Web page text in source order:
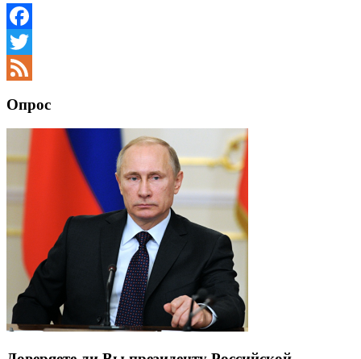
Facebook
Twitter
Опрос